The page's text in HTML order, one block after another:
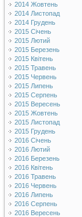
2014 Жовтень
2014 Листопад
2014 Грудень
2015 Січень
2015 Лютий
2015 Березень
2015 Квітень
2015 Травень
2015 Червень
2015 Липень
2015 Серпень
2015 Вересень
2015 Жовтень
2015 Листопад
2015 Грудень
2016 Січень
2016 Лютий
2016 Березень
2016 Квітень
2016 Травень
2016 Червень
2016 Липень
2016 Серпень
2016 Вересень